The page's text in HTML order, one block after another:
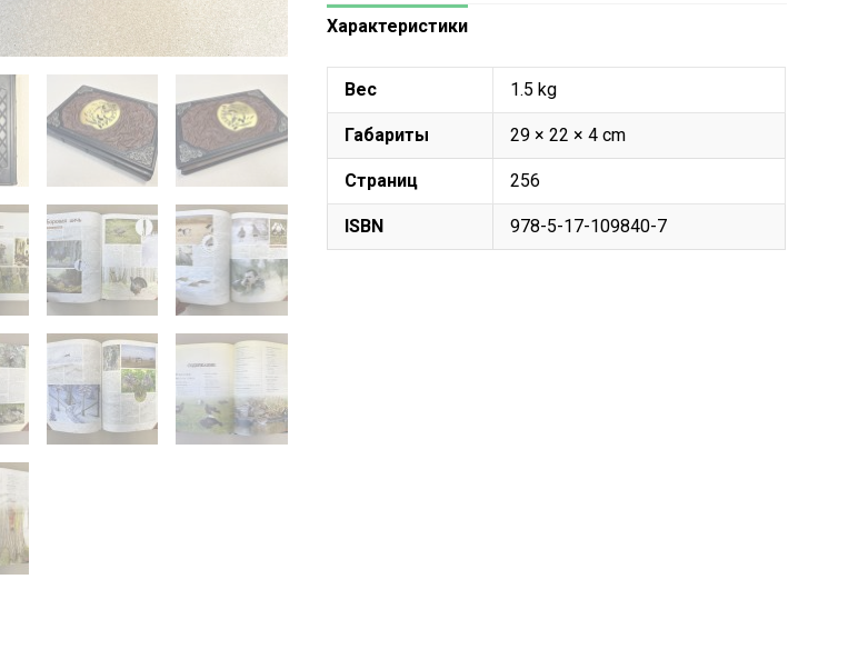
Характеристики
Вес 1.5 kg
Габариты 29 × 22 × 4 cm
Страниц 256
ISBN 978-5-17-109840-7